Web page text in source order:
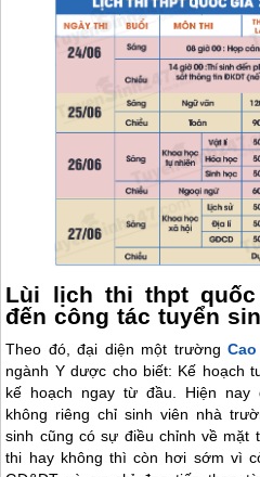
Lùi lịch thi thpt
đến công tác tuyển
Theo đó, đại diện một trường
ngành Y dược cho biết: Kế hoạch
kế hoạch ngay từ đầu. Hiện
không riêng chỉ sinh viên nhà
sinh cũng có sự điều chỉnh về mặt
thi hay không thì còn hơi sớm vì